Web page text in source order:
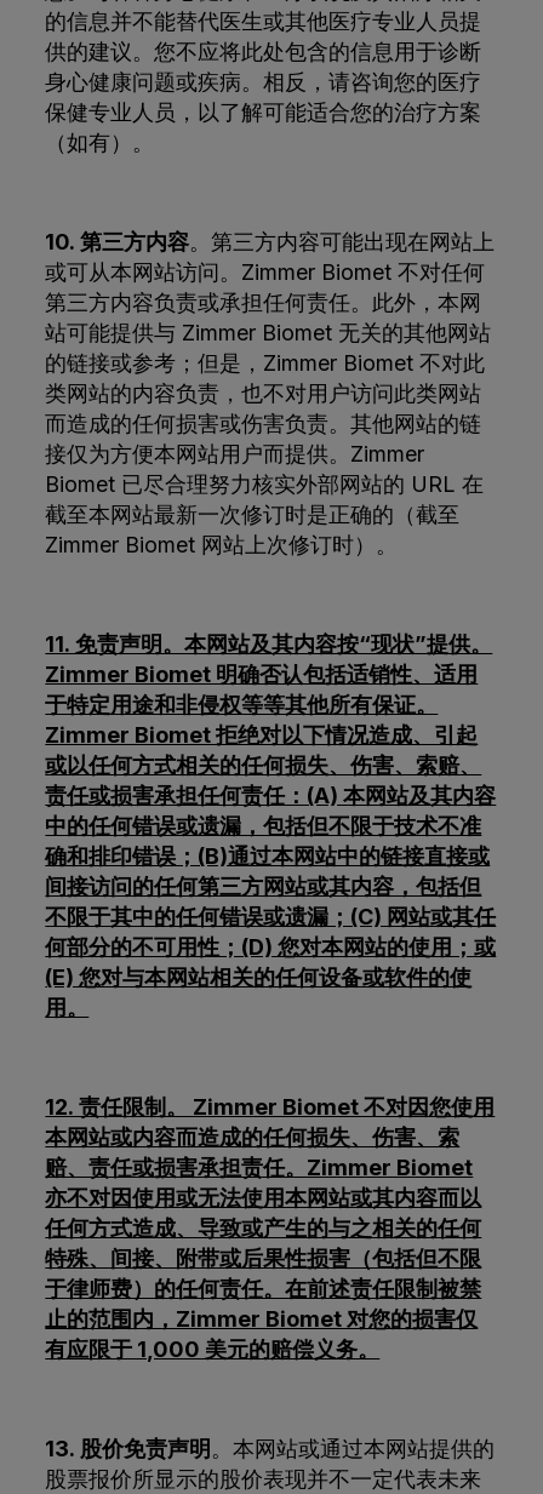
的信息并不能替代医生或其他医疗专业人员提
供的建议。您不应将此处包含的信息用于诊断
身心健康问题或疾病。相反，请咨询您的医疗
保健专业人员，以了解可能适合您的治疗方案
（如有）。
10. 第三方内容。第三方内容可能出现在网站上
或可从本网站访问。Zimmer Biomet 不对任何
第三方内容负责或承担任何责任。此外，本网
站可能提供与 Zimmer Biomet 无关的其他网站
的链接或参考；但是，Zimmer Biomet 不对此
类网站的内容负责，也不对用户访问此类网站
而造成的任何损害或伤害负责。其他网站的链
接仅为方便本网站用户而提供。Zimmer
Biomet 已尽合理努力核实外部网站的 URL 在
截至本网站最新一次修订时是正确的（截至
Zimmer Biomet 网站上次修订时）。
11. 免责声明。本网站及其内容按“现状”提供。
Zimmer Biomet 明确否认包括适销性、适用
于特定用途和非侵权等等其他所有保证。
Zimmer Biomet 拒绝对以下情况造成、引起
或以任何方式相关的任何损失、伤害、索赔、
责任或损害承担任何责任：(A) 本网站及其内容
中的任何错误或遗漏，包括但不限于技术不准
确和排印错误；(B)通过本网站中的链接直接或
间接访问的任何第三方网站或其内容，包括但
不限于其中的任何错误或遗漏；(C) 网站或其任
何部分的不可用性；(D) 您对本网站的使用；或
(E) 您对与本网站相关的任何设备或软件的使
用。
12. 责任限制。 Zimmer Biomet 不对因您使用
本网站或内容而造成的任何损失、伤害、索
赔、责任或损害承担责任。Zimmer Biomet
亦不对因使用或无法使用本网站或其内容而以
任何方式造成、导致或产生的与之相关的任何
特殊、间接、附带或后果性损害（包括但不限
于律师费）的任何责任。在前述责任限制被禁
止的范围内，Zimmer Biomet 对您的损害仅
有应限于 1,000 美元的赔偿义务。
13. 股价免责声明 。本网站或通过本网站提供的
股票报价所显示的股价表现并不一定代表未来